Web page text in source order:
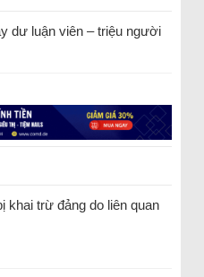
dư luận viên – triệu người
khai trừ đảng do liên quan